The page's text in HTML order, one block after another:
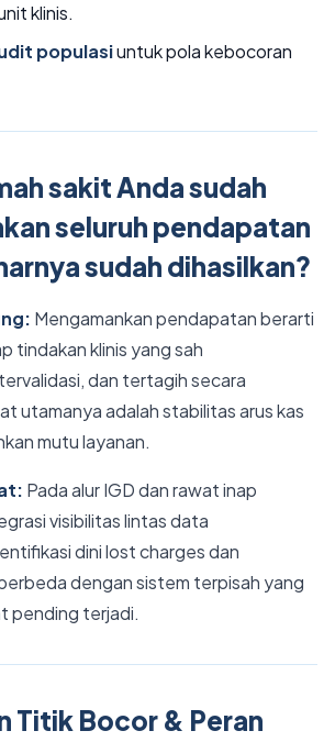
klinis.
populasiuntuk pola kebocoran
sakit Anda sudah
seluruh pendapatan
sudah dihasilkan?
Mengamankan pendapatan berarti
tindakan klinis yang sah
dan tertagih secara
utamanya adalah stabilitas arus kas
mutu layanan.
Pada alur IGD dan rawat inap
visibilitas lintas data
dini lost charges dan
dengan sistem terpisah yang
pending terjadi.
Titik Bocor & Peran